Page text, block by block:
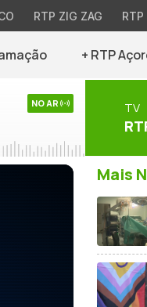
RTP ZIG ZAG RTP
+ RTP
NO AR TV
Mais